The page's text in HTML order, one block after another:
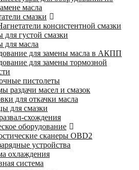
масла
смазки
консистентной смазки
для густой смазки
для масла
для замены масла в АКПП
для замены тормозной
пистолеты
раздачи масел и смазок
для откачки масла
для смазки
схождения
оборудование
сканеры OBD2
устройства
охлаждения
система